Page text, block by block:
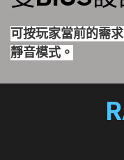
可按玩家當前的需
靜音模式。